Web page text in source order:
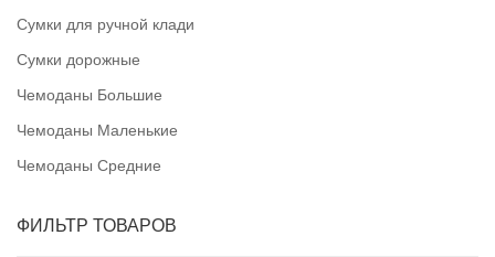
Сумки для ручной клади
Сумки дорожные
Чемоданы Большие
Чемоданы Маленькие
Чемоданы Средние
ФИЛЬТР ТОВАРОВ